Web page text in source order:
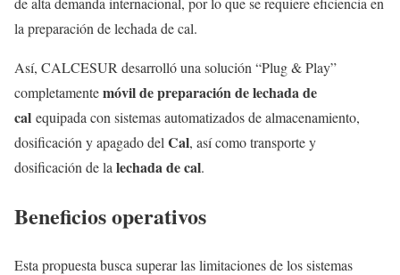
la preparación de lechada de cal.
Así, CALCESUR desarrolló una solución “Plug & Play”
completamentemóvil de preparación de lechada de
cal equipada con sistemas automatizados de almacenamiento,
dosificación y apagado del Cal, así como transporte y
dosificación de la lechada de cal.
Beneficios operativos
Esta propuesta busca superar las limitaciones de los sistemas